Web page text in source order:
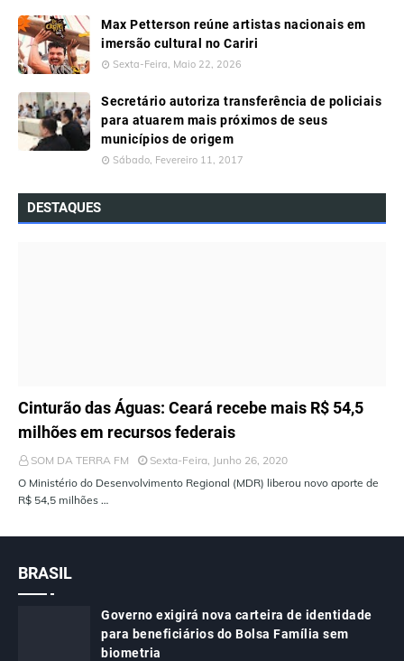
Max Petterson reúne artistas nacionais em
imersão cultural no Cariri
Sexta-Feira, Maio 22, 2026
Secretário autoriza transferência de policiais
para atuarem mais próximos de seus
municípios de origem
Sábado, Fevereiro 11, 2017
DESTAQUES
ÚLTIMAS NOTÍCIAS
Cinturão das Águas: Ceará recebe mais R$ 54,5
milhões em recursos federais
SOM DA TERRA FM
Sexta-Feira, Junho 26, 2020
O Ministério do Desenvolvimento Regional (MDR) liberou novo aporte de
R$ 54,5 milhões …
BRASIL
Governo exigirá nova carteira de identidade
para beneficiários do Bolsa Família sem
biometria